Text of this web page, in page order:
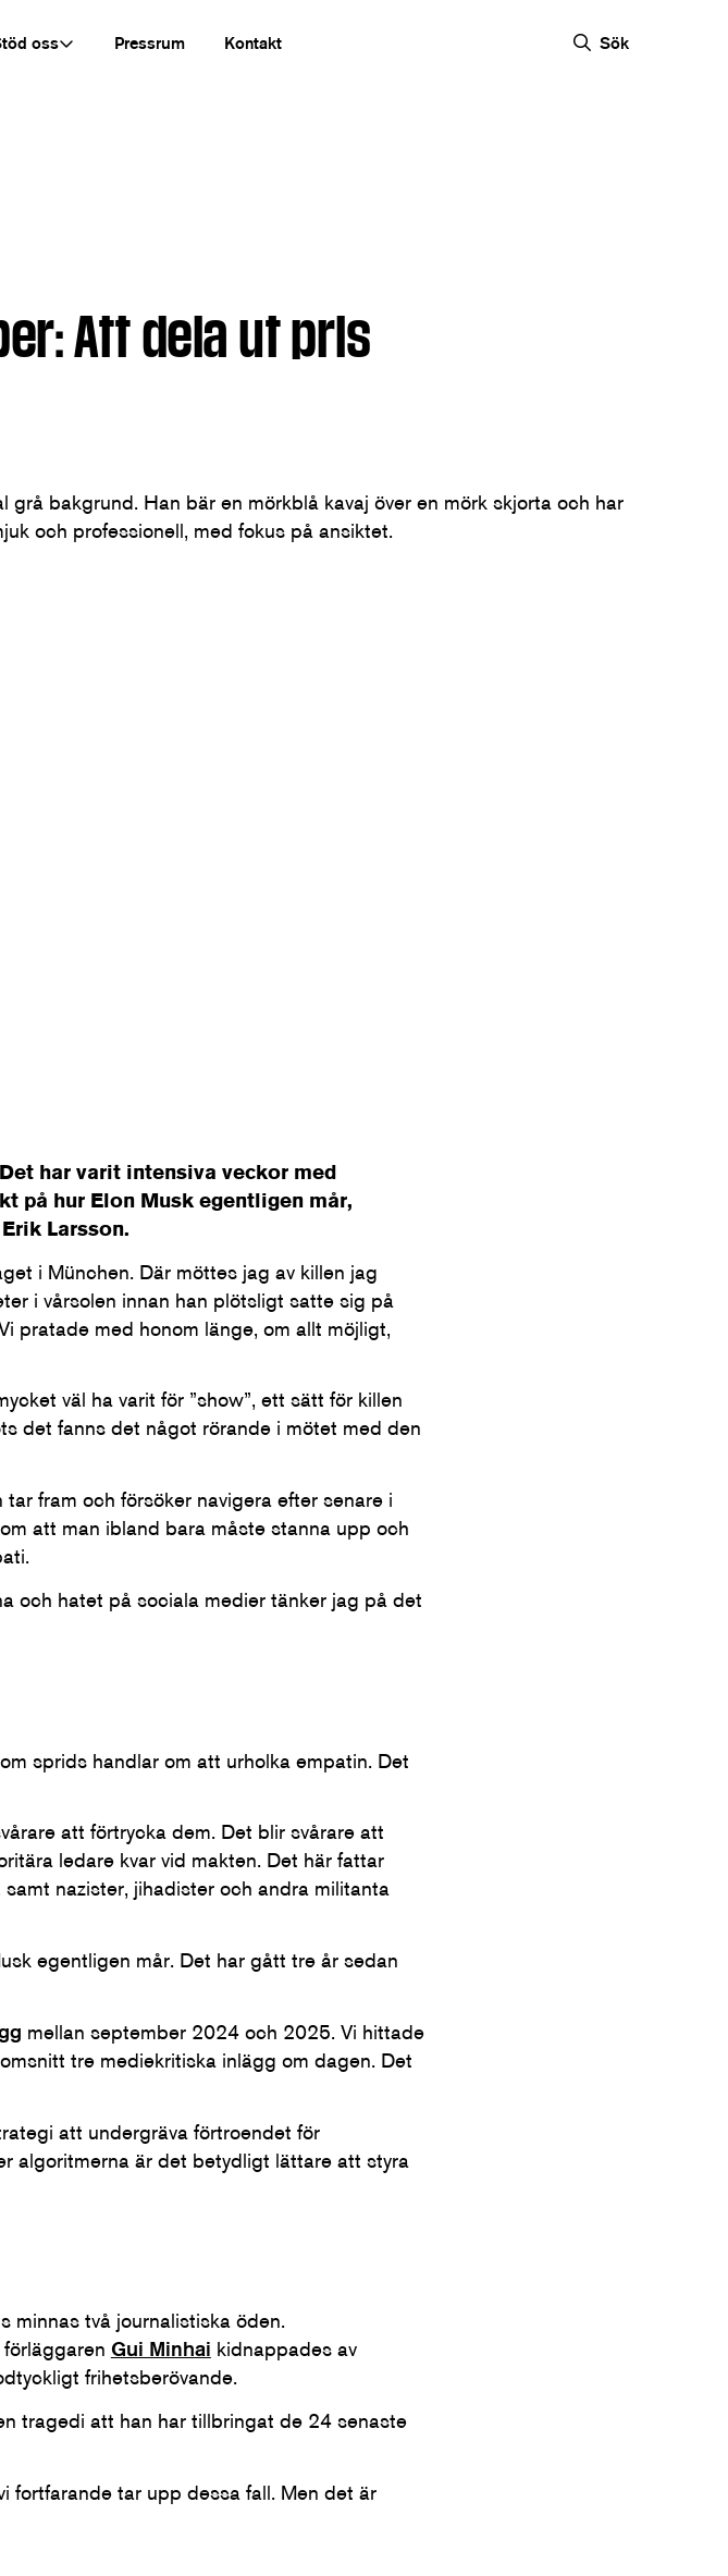
oss Pressrum Kontakt Sök
Att dela ut pris
har varit intensiva veckor med
på hur Elon Musk egentligen mår,
Larsson.
i München. Där möttes jag av killen jag
i vårsolen innan han plötsligt satte sig på
pratade med honom länge, om allt möjligt,
väl ha varit för ”show”, ett sätt för killen
det fanns det något rörande i mötet med den
fram och försöker navigera efter senare i
att man ibland bara måste stanna upp och
och hatet på sociala medier tänker jag på det
sprids handlar om att urholka empatin. Det
att förtrycka dem. Det blir svårare att
ledare kvar vid makten. Det här fattar
nazister, jihadister och andra militanta
egentligen mår. Det har gått tre år sedan
mellan september 2024 och 2025. Vi hittade
tre mediekritiska inlägg om dagen. Det
att undergräva förtroendet för
algoritmerna är det betydligt lättare att styra
minnas två journalistiska öden.
Gui Minhai kidnappades av
frihetsberövande.
tragedi att han har tillbringat de 24 senaste
fortfarande tar upp dessa fall. Men det är